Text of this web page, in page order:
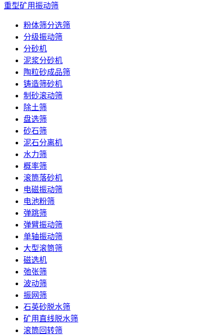
重型矿用振动筛
粉体筛分选筛
分级振动筛
分砂机
泥浆分砂机
陶粒砂成品筛
铸造筛砂机
制砂滚动筛
除土筛
盘选筛
砂石筛
泥石分离机
水力筛
概率筛
滚筒落砂机
电磁振动筛
电池粉筛
弹跳筛
弹臂振动筛
单轴振动筛
大型滚筒筛
磁选机
弛张筛
波动筛
振网筛
石英砂脱水筛
矿用直线脱水筛
滚筒回转筛